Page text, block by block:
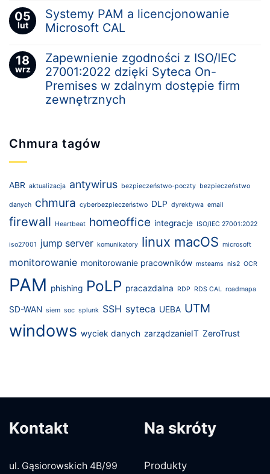
05
lut
Systemy PAM a licencjonowanie
Microsoft CAL
18
wrz
Zapewnienie zgodności z ISO/IEC
27001:2022 dzięki Syteca On-
Premises w zdalnym dostępie firm
zewnętrznych
Chmura tagów
ABR aktualizacja antywirus bezpieczeństwo-poczty bezpieczeństwo
danych chmura cyberbezpieczeństwo DLP dyrektywa email
firewall Heartbeat homeoffice integracje ISO/IEC 27001:2022
iso27001 jump server komunikatory linux macOS microsoft
monitorowanie monitorowanie pracowników msteams nis2 OCR
PAM phishing PoLP pracazdalna RDP RDS CAL roadmapa
SD-WAN siem soc splunk SSH syteca UEBA UTM
windows wyciek danych zarządzanieIT ZeroTrust
Kontakt
ul. Gąsiorowskich 4B/99
Na skróty
Produkty